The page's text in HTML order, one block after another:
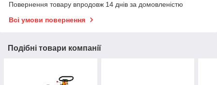
Повернення товару впродовж 14 днів за домовленістю
Всі умови повернення
Подібні товари компанії